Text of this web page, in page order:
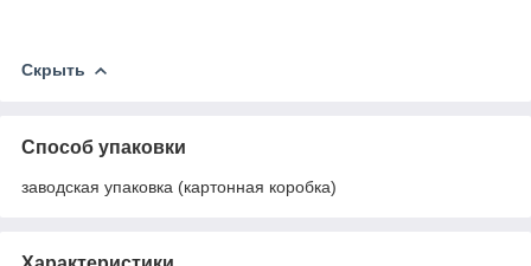
Скрыть
Способ упаковки
заводская упаковка (картонная коробка)